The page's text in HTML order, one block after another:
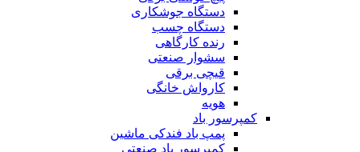
دستگاه جوشکاری
دستگاه چسب
رنده کارگاهی
سشوار صنعتی
قیچی برقی
کارواش خانگی
هویه
کمپرسور باد
پمپ باد فندکی ماشین
کمپرسور باد صنعتی